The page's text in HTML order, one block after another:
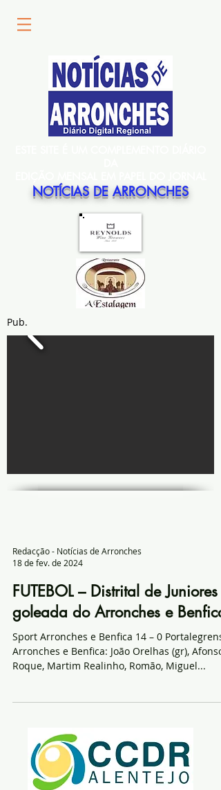
NOTÍCIAS DE ARRONCHES
Pub.
Redacção - Notícias de Arronches
18 de fev. de 2024
FUTEBOL – Distrital de Juniores
goleada do Arronches e Benfica
Sport Arronches e Benfica 14 – 0
Arronches e Benfica: João Orelhas (gr), Afonso
Roque, Martim Realinho, Romão, Miguel...